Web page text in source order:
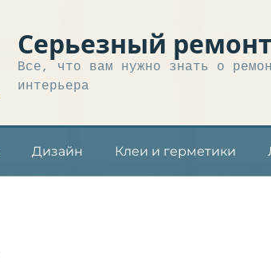
Серьезный ремонт
Все, что вам нужно знать о
интерьера
Дизайн Клеи и герметики